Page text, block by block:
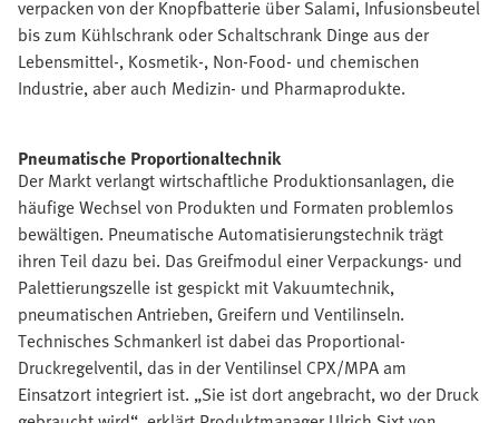
verpacken von der Knopfbatterie über Salami, Infusionsbeutel
bis zum Kühlschrank oder Schaltschrank Dinge aus der
Lebensmittel-, Kosmetik-, Non-Food- und chemischen
Industrie, aber auch Medizin- und Pharmaprodukte.
Pneumatische Proportionaltechnik
Der Markt verlangt wirtschaftliche Produktionsanlagen, die
häufige Wechsel von Produkten und Formaten problemlos
bewältigen. Pneumatische Automatisierungstechnik trägt
ihren Teil dazu bei. Das Greifmodul einer Verpackungs- und
Palettierungszelle ist gespickt mit Vakuumtechnik,
pneumatischen Antrieben, Greifern und Ventilinseln.
Technisches Schmankerl ist dabei das Proportional-
Druckregelventil, das in der Ventilinsel CPX/MPA am
Einsatzort integriert ist. „Sie ist dort angebracht, wo der Druck